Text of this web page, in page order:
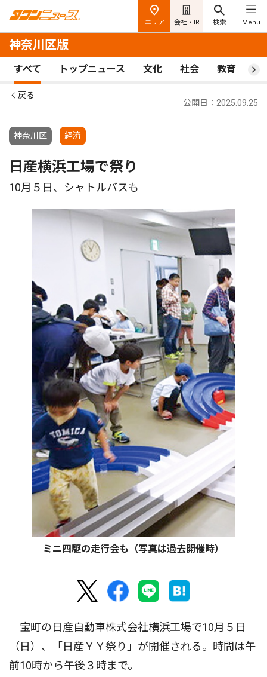
エリア 会社・IR 検索 Menu
神奈川区版
すべて トップニュース 文化 社会 教育 ス
戻る
神奈川区 経済
公開日：2025.09.25
日産横浜工場で祭り
10月５日、シャトルバスも
ミニ四駆の走行会も（写真は過去開催時）
宝町の日産自動車株式会社横浜工場で10月５日
（日）、「日産ＹＹ祭り」が開催される。時間は午
前10時から午後３時まで。